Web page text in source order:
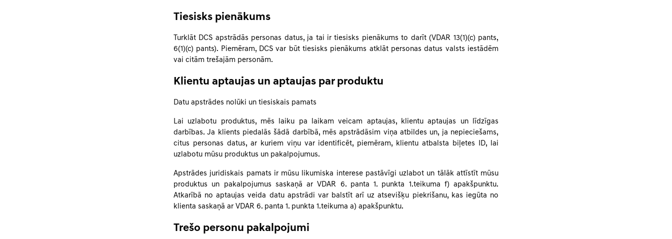
Tiesisks pienākums
Turklāt DCS apstrādās personas datus, ja tai ir tiesisks pienākums to darīt (VDAR 13(1)(c) pants,
6(1)(c) pants). Piemēram, DCS var būt tiesisks pienākums atklāt personas datus valsts iestādēm
vai citām trešajām personām.
Klientu aptaujas un aptaujas par produktu
Datu apstrādes nolūki un tiesiskais pamats
Lai uzlabotu produktus, mēs laiku pa laikam veicam aptaujas, klientu aptaujas un līdzīgas
darbības. Ja klients piedalās šādā darbībā, mēs apstrādāsim viņa atbildes un, ja nepieciešams,
citus personas datus, ar kuriem viņu var identificēt, piemēram, klientu atbalsta biļetes ID, lai
uzlabotu mūsu produktus un pakalpojumus.
Apstrādes juridiskais pamats ir mūsu likumiska interese pastāvīgi uzlabot un tālāk attīstīt mūsu
produktus un pakalpojumus saskaņā ar VDAR 6. panta 1. punkta 1.teikuma f) apakšpunktu.
Atkarībā no aptaujas veida datu apstrādi var balstīt arī uz atsevišķu piekrišanu, kas iegūta no
klienta saskaņā ar VDAR 6. panta 1. punkta 1.teikuma a) apakšpunktu.
Trešo personu pakalpojumi